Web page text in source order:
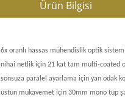
Ürün Bilgisi
6x oranlı hassas mühendislik optik sistemi
nihai netlik için 21 kat tam multi-coated
sonsuza paralel ayarlama için yan odak
üstün mukavemet için 30mm mono tüp